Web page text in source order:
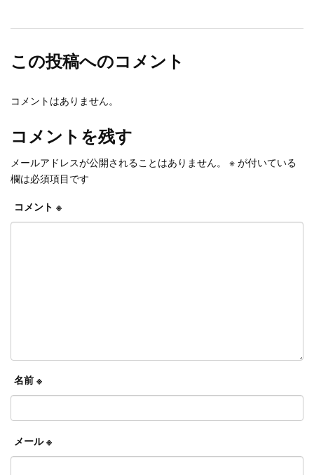
この投稿へのコメント
コメントはありません。
コメントを残す
メールアドレスが公開されることはありません。 ※ が付いている
欄は必須項目です
コメント ※
名前 ※
メール※